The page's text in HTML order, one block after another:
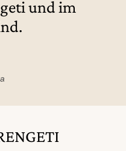
günstig sind,
erleben: Die
dann über den
die Krokodile
und im